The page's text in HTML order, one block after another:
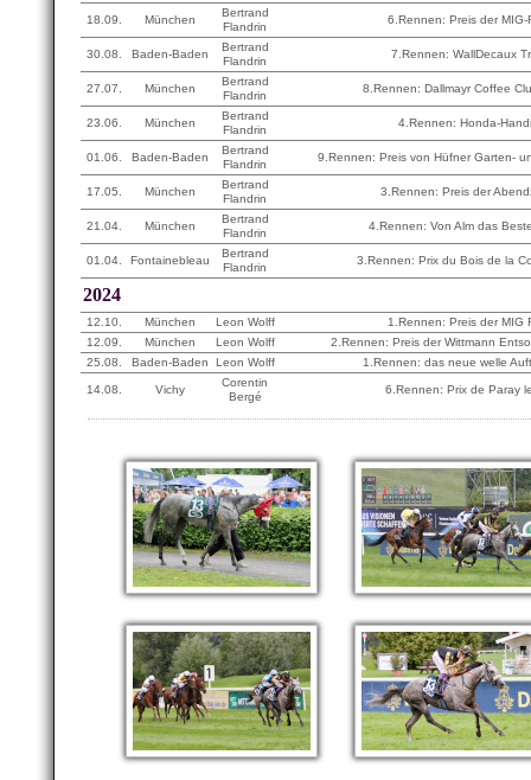
18.09. München
Bertrand
Flandrin
6.Rennen: Preis der MIG-
30.08. Baden-Baden
Bertrand
Flandrin
7.Rennen: WallDecaux
27.07. München
Bertrand
Flandrin
8.Rennen: Dallmayr Coffee
23.06. München
Bertrand
Flandrin
4.Rennen: Honda-
01.06. Baden-Baden
Bertrand
Flandrin
9.Rennen: Preis von Hüfner Garten-
17.05. München
Bertrand
Flandrin
3.Rennen: Preis der
21.04. München
Bertrand
Flandrin
4.Rennen: Von Alm das
01.04. Fontainebleau
Bertrand
Flandrin
3.Rennen: Prix du Bois de la
2024
12.10. München Leon Wolff
1.Rennen: Preis der MIG
12.09.
München Leon Wolff
2.Rennen: Preis der Wittmann
25.08.
Baden-Baden Leon Wolff 1.Rennen: das neue welle
14.08. Vichy
Corentin
Bergé
6.Rennen: Prix de Paray